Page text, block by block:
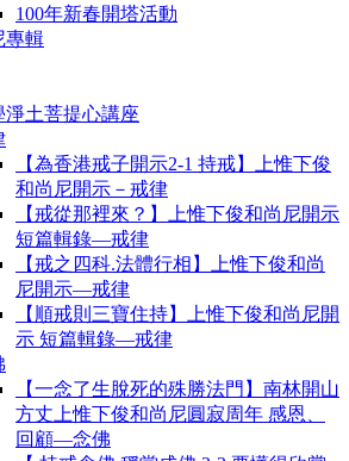
100年新春開塔活動
專輯
淨土菩提心講座
【為香港戒子開示2-1 持戒】上惟下俊
和尚尼開示－戒律
【戒從那裡來？】上惟下俊和尚尼開示
短篇輯錄—戒律
【戒之四科.法體行相】上惟下俊和尚
尼開示—戒律
【順戒則三寶住持】上惟下俊和尚尼開
示 短篇輯錄—戒律
【一念了生脫死的殊勝法門】南林開山
方丈上惟下俊和尚尼圓寂周年 感恩、
回顧—念佛